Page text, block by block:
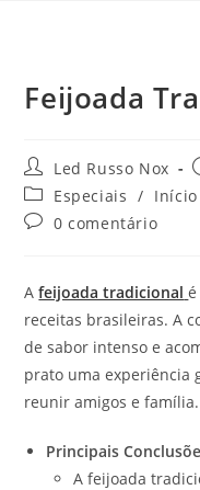
Feijoada
Led Russo Nox
Especiais / Início
0 comentário
Afeijoada tradicional
receitas brasileiras. A
de sabor intenso e
prato uma experiência
reunir amigos e família.
Principais
A feijoada